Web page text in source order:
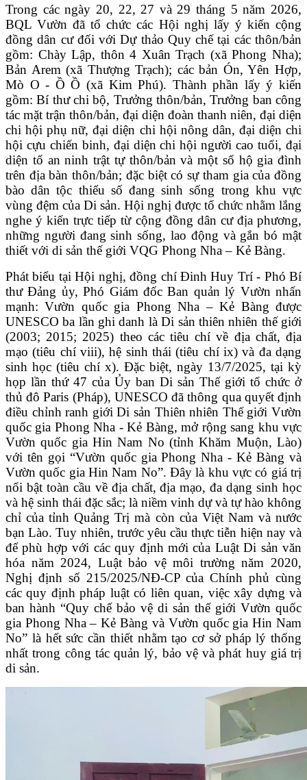
Trong các ngày 20, 22, 27 và 29 tháng 5 năm 2026,
BQL Vườn đã tổ chức các Hội nghị lấy ý kiến cộng
đồng dân cư đối với Dự thảo Quy chế tại các thôn/bản
gồm: Chày Lập, thôn 4 Xuân Trạch (xã Phong Nha);
Bản Arem (xã Thượng Trạch); các bản Ón, Yên Hợp,
Mò O - Ồ Ồ (xã Kim Phú). Thành phần lấy ý kiến
gồm: Bí thư chi bộ, Trưởng thôn/bản, Trưởng ban công
tác mặt trận thôn/bản, đại diện đoàn thanh niên, đại diện
chi hội phụ nữ, đại diện chi hội nông dân, đại diện chi
hội cựu chiến binh, đại diện chi hội người cao tuổi, đại
diện tổ an ninh trật tự thôn/bản và một số hộ gia đình
trên địa bàn thôn/bản; đặc biệt có sự tham gia của đồng
bào dân tộc thiểu số đang sinh sống trong khu vực
vùng đệm của Di sản. Hội nghị được tổ chức nhằm lắng
nghe ý kiến trực tiếp từ cộng đồng dân cư địa phương,
những người đang sinh sống, lao động và gắn bó mật
thiết với di sản thế giới VQG Phong Nha – Kẻ Bàng.
Phát biểu tại Hội nghị, đồng chí Đinh Huy Trí - Phó Bí
thư Đảng ủy, Phó Giám đốc Ban quản lý Vườn nhấn
mạnh: Vườn quốc gia Phong Nha – Kẻ Bàng được
UNESCO ba lần ghi danh là Di sản thiên nhiên thế giới
(2003; 2015; 2025) theo các tiêu chí về địa chất, địa
mạo (tiêu chí viii), hệ sinh thái (tiêu chí ix) và đa dạng
sinh học (tiêu chí x). Đặc biệt, ngày 13/7/2025, tại kỳ
họp lần thứ 47 của Ủy ban Di sản Thế giới tổ chức ở
thủ đô Paris (Pháp), UNESCO đã thông qua quyết định
điều chỉnh ranh giới Di sản Thiên nhiên Thế giới Vườn
quốc gia Phong Nha - Kẻ Bàng, mở rộng sang khu vực
Vườn quốc gia Hin Nam No (tỉnh Khăm Muộn, Lào)
với tên gọi “Vườn quốc gia Phong Nha - Kẻ Bàng và
Vườn quốc gia Hin Nam No”. Đây là khu vực có giá trị
nổi bật toàn cầu về địa chất, địa mạo, đa dạng sinh học
và hệ sinh thái đặc sắc; là niềm vinh dự và tự hào không
chỉ của tỉnh Quảng Trị mà còn của Việt Nam và nước
bạn Lào. Tuy nhiên, trước yêu cầu thực tiễn hiện nay và
để phù hợp với các quy định mới của Luật Di sản văn
hóa năm 2024, Luật bảo vệ môi trường năm 2020,
Nghị định số 215/2025/NĐ-CP của Chính phủ cùng
các quy định pháp luật có liên quan, việc xây dựng và
ban hành “Quy chế bảo vệ di sản thế giới Vườn quốc
gia Phong Nha – Kẻ Bàng và Vườn quốc gia Hin Nam
No” là hết sức cần thiết nhằm tạo cơ sở pháp lý thống
nhất trong công tác quản lý, bảo vệ và phát huy giá trị
di sản.